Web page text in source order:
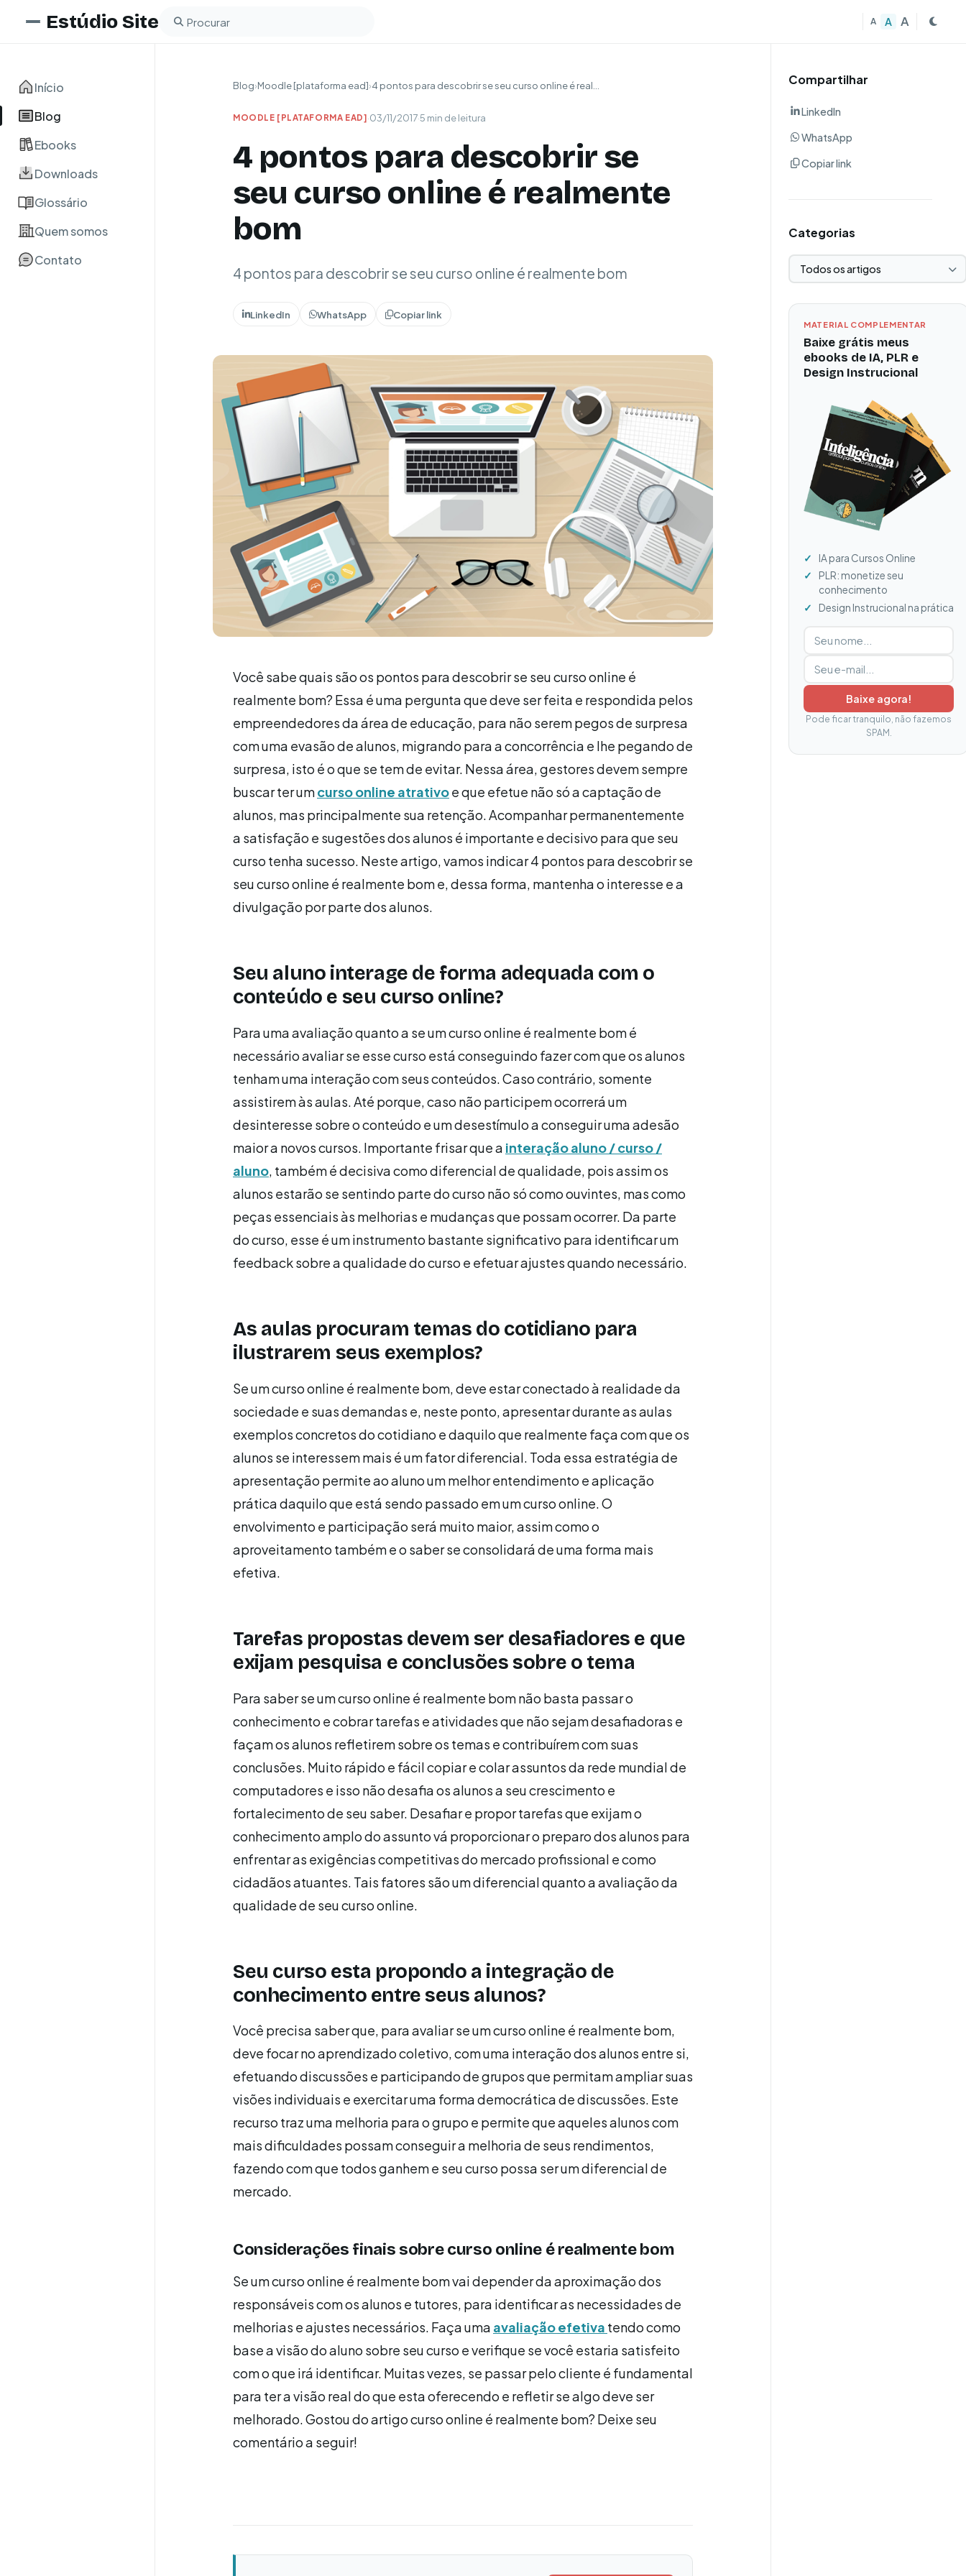
Estúdio Site Buscar no blog
A A A
Início
Blog
Ebooks
Downloads
Glossário
Quem somos
Contato
Blog›Moodle [plataforma ead]›4 pontos para descobrir se seu curso online é real...
MOODLE [PLATAFORMA EAD]·03/11/2017·5 min de leitura
4 pontos para descobrir se
seu curso online é realmente
bom
4 pontos para descobrir se seu curso online é realmente bom
LinkedIn WhatsApp Copiar link
Você sabe quais são os pontos para descobrir se seu curso online é
realmente bom? Essa é uma pergunta que deve ser feita e respondida pelos
empreendedores da área de educação, para não serem pegos de surpresa
com uma evasão de alunos, migrando para a concorrência e lhe pegando de
surpresa, isto é o que se tem de evitar. Nessa área, gestores devem sempre
buscar ter umcurso online atrativoe que efetue não só a captação de
alunos, mas principalmente sua retenção. Acompanhar permanentemente
a satisfação e sugestões dos alunos é importante e decisivo para que seu
curso tenha sucesso. Neste artigo, vamos indicar 4 pontos para descobrir se
seu curso online é realmente bom e, dessa forma, mantenha o interesse e a
divulgação por parte dos alunos.
Seu aluno interage de forma adequada com o
conteúdo e seu curso online?
Para uma avaliação quanto a se um curso online é realmente bom é
necessário avaliar se esse curso está conseguindo fazer com que os alunos
tenham uma interação com seus conteúdos. Caso contrário, somente
assistirem às aulas. Até porque, caso não participem ocorrerá um
desinteresse sobre o conteúdo e um desestímulo a conseguir uma adesão
maior a novos cursos. Importante frisar que a interação aluno / curso /
aluno, também é decisiva como diferencial de qualidade, pois assim os
alunos estarão se sentindo parte do curso não só como ouvintes, mas como
peças essenciais às melhorias e mudanças que possam ocorrer. Da parte
do curso, esse é um instrumento bastante significativo para identificar um
feedback sobre a qualidade do curso e efetuar ajustes quando necessário.
As aulas procuram temas do cotidiano para
ilustrarem seus exemplos?
Se um curso online é realmente bom, deve estar conectado à realidade da
sociedade e suas demandas e, neste ponto, apresentar durante as aulas
exemplos concretos do cotidiano e daquilo que realmente faça com que os
alunos se interessem mais é um fator diferencial. Toda essa estratégia de
apresentação permite ao aluno um melhor entendimento e aplicação
prática daquilo que está sendo passado em um curso online. O
envolvimento e participação será muito maior, assim como o
aproveitamento também e o saber se consolidará de uma forma mais
efetiva.
Tarefas propostas devem ser desafiadores e que
exijam pesquisa e conclusões sobre o tema
Para saber se um curso online é realmente bom não basta passar o
conhecimento e cobrar tarefas e atividades que não sejam desafiadoras e
façam os alunos refletirem sobre os temas e contribuírem com suas
conclusões. Muito rápido e fácil copiar e colar assuntos da rede mundial de
computadores e isso não desafia os alunos a seu crescimento e
fortalecimento de seu saber. Desafiar e propor tarefas que exijam o
conhecimento amplo do assunto vá proporcionar o preparo dos alunos para
enfrentar as exigências competitivas do mercado profissional e como
cidadãos atuantes. Tais fatores são um diferencial quanto a avaliação da
qualidade de seu curso online.
Seu curso esta propondo a integração de
conhecimento entre seus alunos?
Você precisa saber que, para avaliar se um curso online é realmente bom,
deve focar no aprendizado coletivo, com uma interação dos alunos entre si,
efetuando discussões e participando de grupos que permitam ampliar suas
visões individuais e exercitar uma forma democrática de discussões. Este
recurso traz uma melhoria para o grupo e permite que aqueles alunos com
mais dificuldades possam conseguir a melhoria de seus rendimentos,
fazendo com que todos ganhem e seu curso possa ser um diferencial de
mercado.
Considerações finais sobre curso online é realmente bom
Se um curso online é realmente bom vai depender da aproximação dos
responsáveis com os alunos e tutores, para identificar as necessidades de
melhorias e ajustes necessários. Faça uma avaliação efetiva tendo como
base a visão do aluno sobre seu curso e verifique se você estaria satisfeito
com o que irá identificar. Muitas vezes, se passar pelo cliente é fundamental
para ter a visão real do que esta oferecendo e refletir se algo deve ser
melhorado. Gostou do artigo curso online é realmente bom? Deixe seu
comentário a seguir!
Compartilhar
LinkedIn
WhatsApp
Copiar link
Categorias
Selecionar categoria
MATERIAL COMPLEMENTAR
Baixe grátis meus
ebooks de IA, PLR e
Design Instrucional
IA para Cursos Online
PLR: monetize seu
conhecimento
Design Instrucional na prática
Digite seu nome
Digite seu e-mail
Baixe agora!
Pode ficar tranquilo, não fazemos
SPAM.